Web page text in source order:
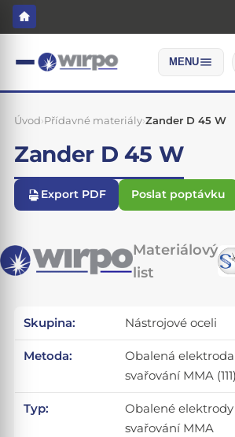
MENU
Úvod›Přídavné materiály›Zander D 45 W
Zander D 45 W
Export PDF Poslat poptávku
Materiálový
list
Skupina: Nástrojové oceli
Metoda:
Obalená
svařování MMA (111)
Typ:
Obalené
svařování MMA